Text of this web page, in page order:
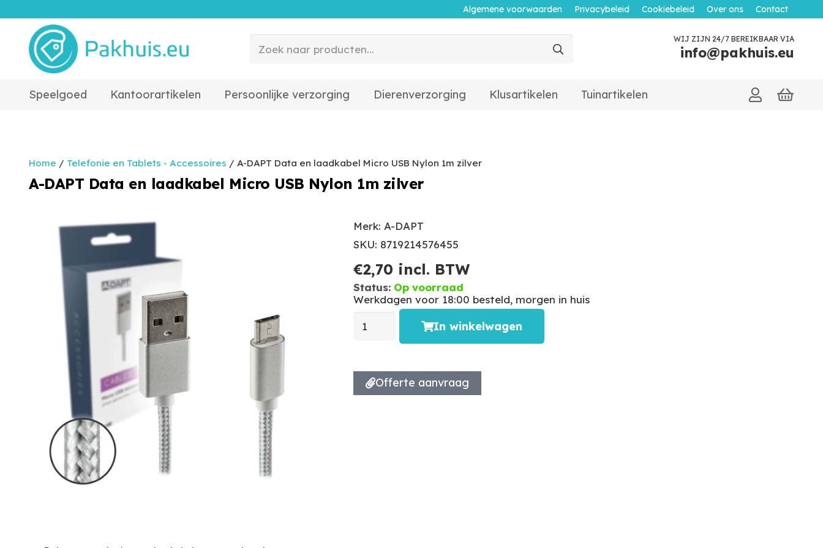
Algemene voorwaarden Privacybeleid Cookiebeleid Over ons Contact
WIJ ZIJN 24/7 BEREIKBAAR VIA
info@pakhuis.eu
Speelgoed Kantoorartikelen Persoonlijke verzorging Dierenverzorging Klusartikelen Tuinartikelen
Home / Telefonie en Tablets - Accessoires / A-DAPT Data en laadkabel Micro USB Nylon 1m zilver
A-DAPT Data en laadkabel Micro USB Nylon 1m zilver
Merk: A-DAPT
SKU: 8719214576455
€2,70 incl. BTW
Status: Op voorraad
Werkdagen voor 18:00 besteld, morgen in huis
In winkelwagen
Offerte aanvraag